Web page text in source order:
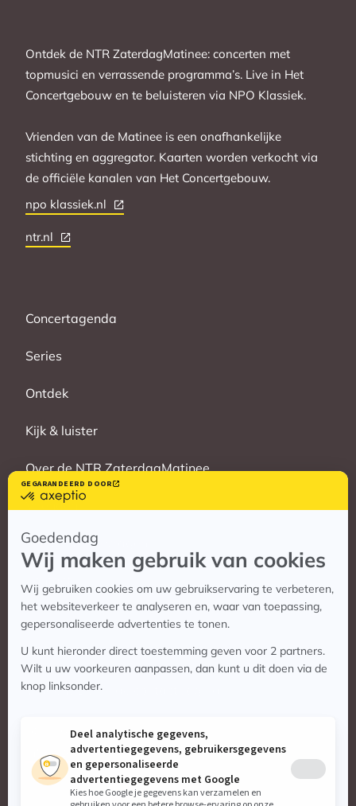
Ontdek de NTR ZaterdagMatinee: concerten met
topmusici en verrassende programma’s. Live in Het
Concertgebouw en te beluisteren via NPO Klassiek.
Vrienden van de Matinee is een onafhankelijke
stichting en aggregator. Kaarten worden verkocht via
de officiële kanalen van Het Concertgebouw.
npo klassiek.nl
ntr.nl
Concertagenda
Series
Ontdek
Kijk & luister
Over de NTR ZaterdagMatinee
Vrienden
Veelgestelde vragen
Contact
Contact
Vragen? Bekijk de contactpagina
Stuur ons een e-mail:
info@zaterdagmatinee.nl